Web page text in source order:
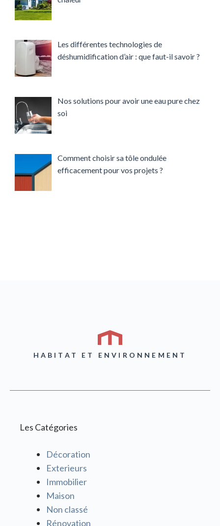
Les différentes technologies de
déshumidification d’air : que faut-il savoir ?
Nos solutions pour avoir une eau pure chez
soi
Comment choisir sa tôle ondulée
efficacement pour vos projets ?
HABITAT ET ENVIRONNEMENT
Les Catégories
Décoration
Exterieurs
Immobilier
Maison
Non classé
Rénovation